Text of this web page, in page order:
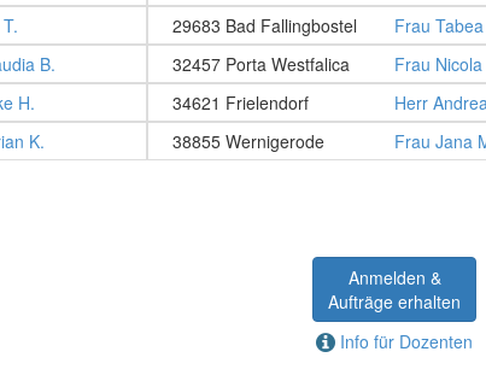
29683 Bad Fallingbostel
Frau
B. 32457 Porta Westfalica
Frau Nicola
H. 34621 Frielendorf
Herr
K. 38855 Wernigerode Frau Jana
Anmelden &
Aufträge erhalten
Info für Dozenten